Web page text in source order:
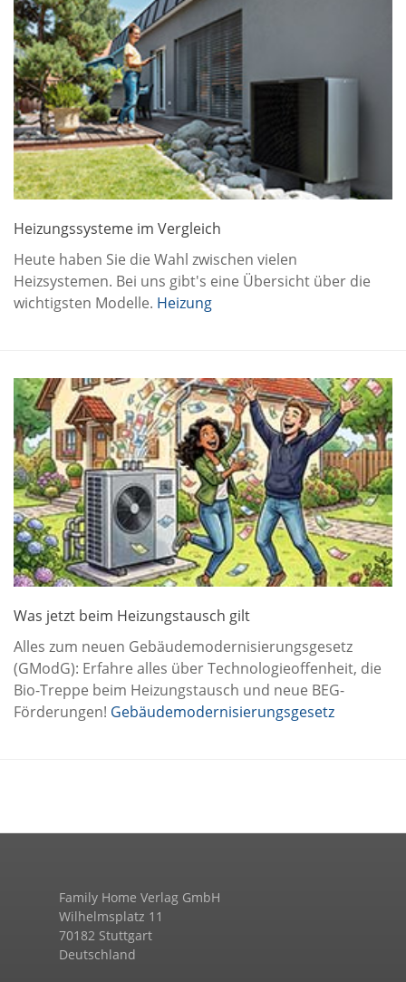
Heizungssysteme im Vergleich
Heute haben Sie die Wahl zwischen vielen
Heizsystemen. Bei uns gibt's eine Übersicht über die
wichtigsten Modelle. Heizung
Was jetzt beim Heizungstausch gilt
Alles zum neuen Gebäudemodernisierungsgesetz
(GModG): Erfahre alles über Technologieoffenheit, die
Bio-Treppe beim Heizungstausch und neue BEG-
Förderungen! Gebäudemodernisierungsgesetz
Family Home Verlag GmbH
Wilhelmsplatz 11
70182 Stuttgart
Deutschland